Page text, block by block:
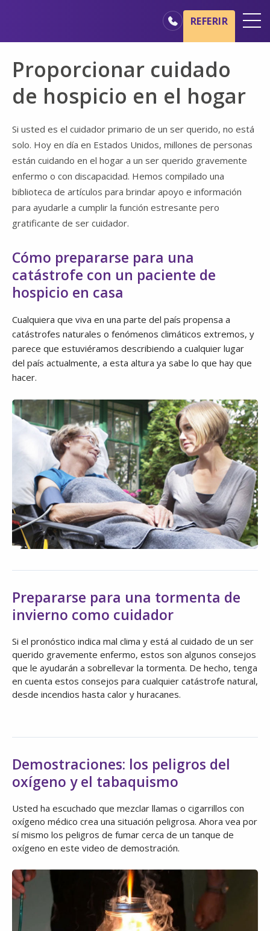
Básicos del cuidado de hospicio
Nuestros servicios
Profesionales médicos
Familiares y cuidadores
REFERIR
Proporcionar cuidado
de hospicio en el hogar
Si usted es el cuidador primario de un ser querido, no está
solo. Hoy en día en Estados Unidos, millones de personas
están cuidando en el hogar a un ser querido gravemente
enfermo o con discapacidad. Hemos compilado una
biblioteca de artículos para brindar apoyo e información
para ayudarle a cumplir la función estresante pero
gratificante de ser cuidador.
Cómo prepararse para una
catástrofe con un paciente de
hospicio en casa
Cualquiera que viva en una parte del país propensa a
catástrofes naturales o fenómenos climáticos extremos, y
parece que estuviéramos describiendo a cualquier lugar
del país actualmente, a esta altura ya sabe lo que hay que
hacer.
Prepararse para una tormenta de
invierno como cuidador
Si el pronóstico indica mal clima y está al cuidado de un ser
querido gravemente enfermo, estos son algunos consejos
que le ayudarán a sobrellevar la tormenta. De hecho, tenga
en cuenta estos consejos para cualquier catástrofe natural,
desde incendios hasta calor y huracanes.
Demostraciones: los peligros del
oxígeno y el tabaquismo
Usted ha escuchado que mezclar llamas o cigarrillos con
oxígeno médico crea una situación peligrosa. Ahora vea por
sí mismo los peligros de fumar cerca de un tanque de
oxígeno en este video de demostración.